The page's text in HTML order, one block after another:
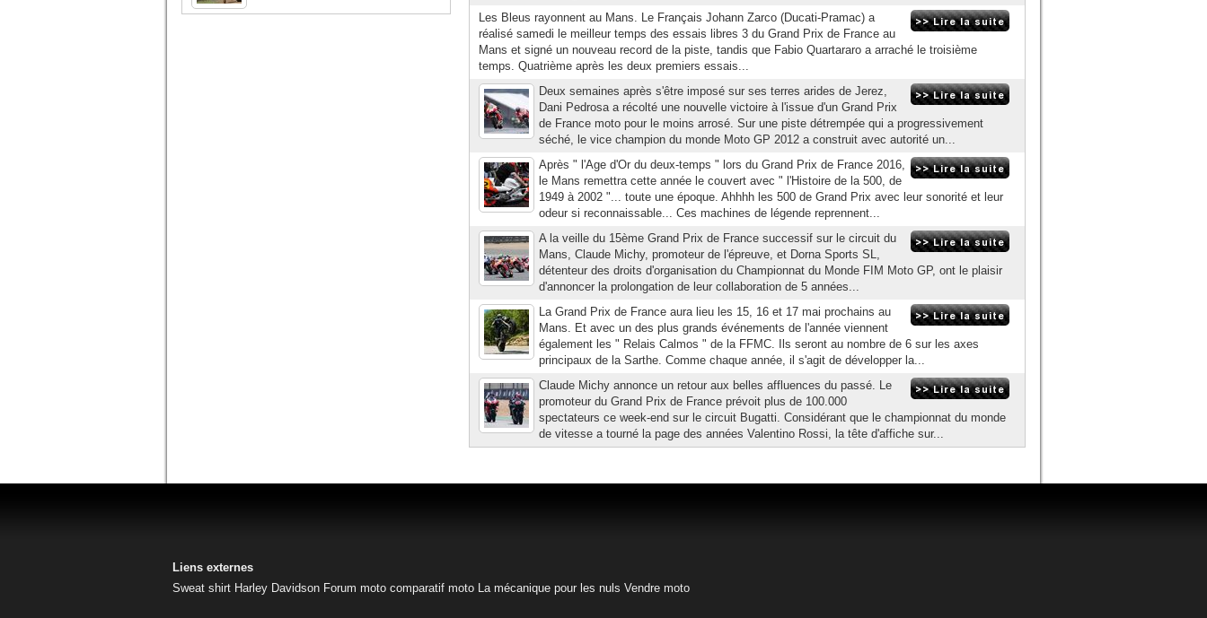
Les Bleus rayonnent au Mans. Le Français Johann Zarco (Ducati-Pramac) a
réalisé samedi le meilleur temps des essais libres 3 du Grand Prix de France au
Mans et signé un nouveau record de la piste, tandis que Fabio Quartararo a arraché le troisième
temps. Quatrième après les deux premiers essais...
Deux semaines après s'être imposé sur ses terres arides de Jerez,
Dani Pedrosa a récolté une nouvelle victoire à l'issue d'un Grand Prix
de France moto pour le moins arrosé. Sur une piste détrempée qui a progressivement
séché, le vice champion du monde Moto GP 2012 a construit avec autorité un...
Après " l'Age d'Or du deux-temps " lors du Grand Prix de France 2016,
le Mans remettra cette année le couvert avec " l'Histoire de la 500, de
1949 à 2002 "... toute une époque. Ahhhh les 500 de Grand Prix avec leur sonorité et leur
odeur si reconnaissable... Ces machines de légende reprennent...
A la veille du 15ème Grand Prix de France successif sur le circuit du
Mans, Claude Michy, promoteur de l'épreuve, et Dorna Sports SL,
détenteur des droits d'organisation du Championnat du Monde FIM Moto GP, ont le plaisir
d'annoncer la prolongation de leur collaboration de 5 années...
La Grand Prix de France aura lieu les 15, 16 et 17 mai prochains au
Mans. Et avec un des plus grands événements de l'année viennent
également les " Relais Calmos " de la FFMC. Ils seront au nombre de 6 sur les axes
principaux de la Sarthe. Comme chaque année, il s'agit de développer la...
Claude Michy annonce un retour aux belles affluences du passé. Le
promoteur du Grand Prix de France prévoit plus de 100.000
spectateurs ce week-end sur le circuit Bugatti. Considérant que le championnat du monde
de vitesse a tourné la page des années Valentino Rossi, la tête d'affiche sur...
Liens externes
Sweat shirt Harley Davidson Forum moto comparatif moto La mécanique pour les nuls Vendre moto